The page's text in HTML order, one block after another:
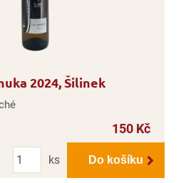
2024, Šilinek
150 Kč
Počet
ks
Do košíku